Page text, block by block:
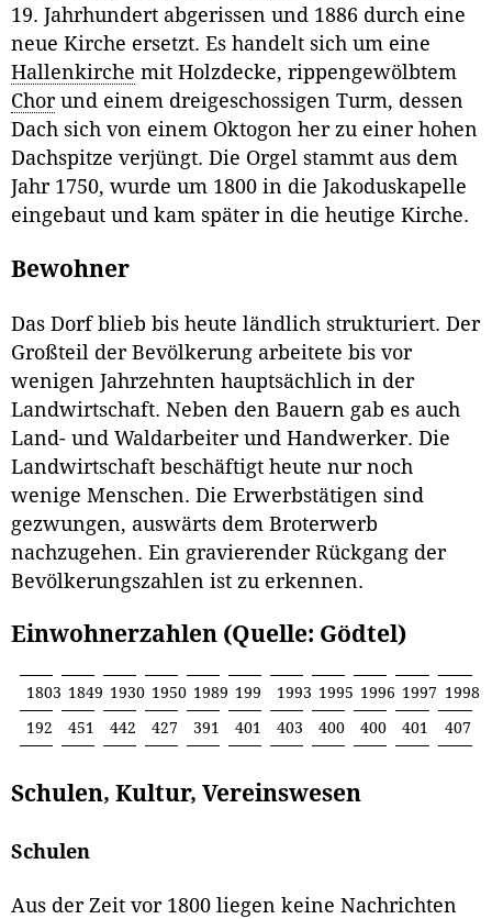
19. Jahrhundert abgerissen und 1886 durch eine
neue Kirche ersetzt. Es handelt sich um eine
Hallenkirche mit Holzdecke, rippengewölbtem
Chorund einem dreigeschossigen Turm, dessen
Dach sich von einem Oktogon her zu einer hohen
Dachspitze verjüngt. Die Orgel stammt aus dem
Jahr 1750, wurde um 1800 in die Jakoduskapelle
eingebaut und kam später in die heutige Kirche.
Bewohner
Das Dorf blieb bis heute ländlich strukturiert. Der
Großteil der Bevölkerung arbeitete bis vor
wenigen Jahrzehnten hauptsächlich in der
Landwirtschaft. Neben den Bauern gab es auch
Land- und Waldarbeiter und Handwerker. Die
Landwirtschaft beschäftigt heute nur noch
wenige Menschen. Die Erwerbstätigen sind
gezwungen, auswärts dem Broterwerb
nachzugehen. Ein gravierender Rückgang der
Bevölkerungszahlen ist zu erkennen.
Einwohnerzahlen (Quelle: Gödtel)
1803 1849 1930 1950 1989 199 1993 1995 1996 1997 1998
192
451 442 427 391 401 403 400 400 401 407
Schulen, Kultur, Vereinswesen
Schulen
Aus der Zeit vor 1800 liegen keine Nachrichten